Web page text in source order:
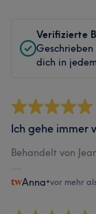
Verifizierte
dich in
Ich gehe immer
Behandelt von
Anna•vor mehr